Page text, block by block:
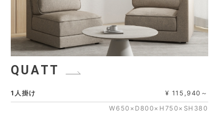
QUATT
1人掛け
¥ 115,940～
W650×D800×H750×SH380